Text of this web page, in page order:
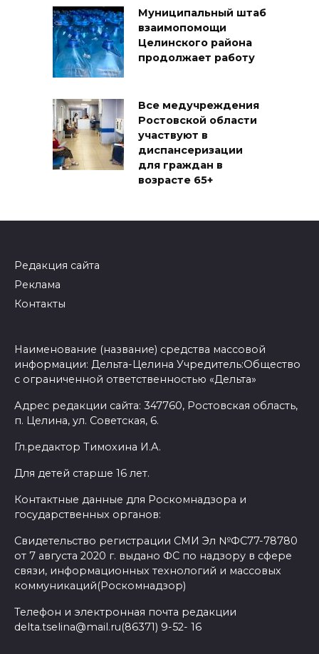
Муниципальный штаб
взаимопомощи
Целинского района
продолжает работу
Все медучреждения
Ростовской области
участвуют в
диспансеризации
для граждан в
возрасте 65+
Редакция сайта
Реклама
Контакты
Наименование (название) средства массовой
информации: Дельта-Целина Учредитель:Общество
с ограниченной ответственностью «Дельта»
Адрес редакции сайта: 347760, Ростовская область,
п. Целина, ул. Советская, 6.
Гл.редактор Тимохина И.А.
Для детей старше 16 лет.
Контактные данные для Роскомнадзора и
государственных органов:
Свидетельство регистрации СМИ Эл №ФС77-78780
от 7 августа 2020 г. выдано ФС по надзору в сфере
связи, информационных технологий и массовых
коммуникаций(Роскомнадзор)
Телефон и электронная почта редакции
delta.tselina@mail.ru(86371) 9-52- 16